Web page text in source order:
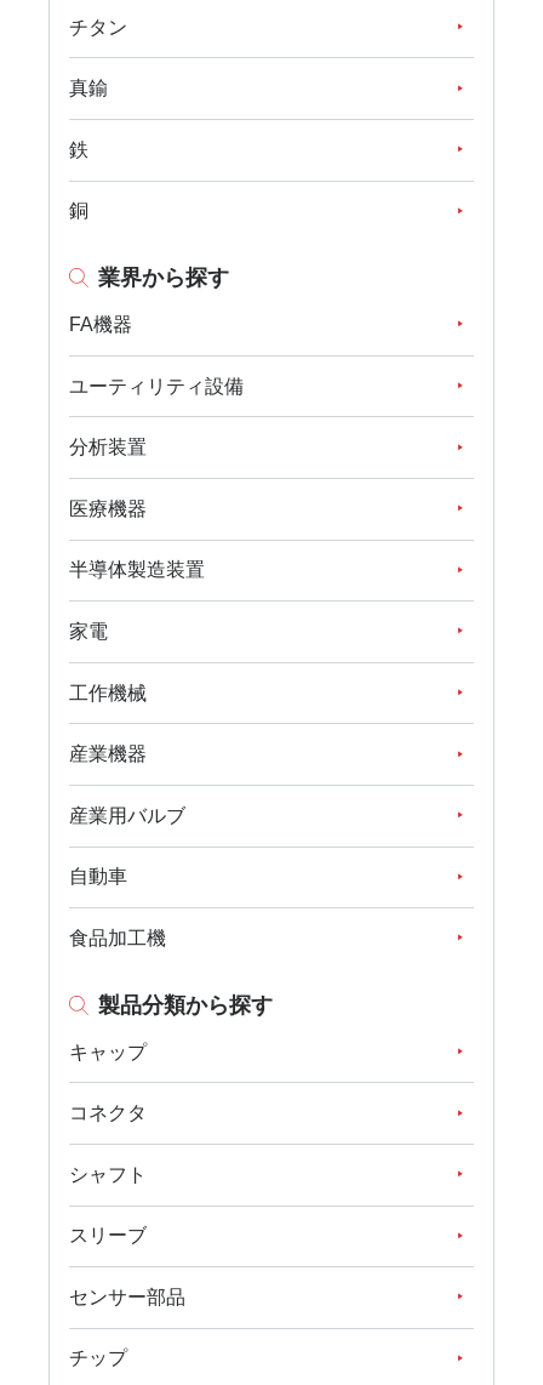
チタン
真鍮
鉄
銅
業界から探す
FA機器
ユーティリティ設備
分析装置
医療機器
半導体製造装置
家電
工作機械
産業機器
産業用バルブ
自動車
食品加工機
製品分類から探す
キャップ
コネクタ
シャフト
スリーブ
センサー部品
チップ